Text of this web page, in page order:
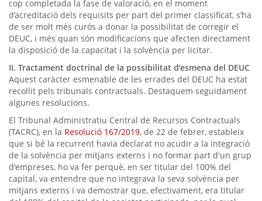
cop completada la fase de valoració, en el moment
d’acreditació dels requisits per part del primer classificat, s’ha
de ser molt més curós a donar la possibilitat de corregir el
DEUC, i més quan són modificacions que afecten directament
la disposició de la capacitat i la solvència per licitar.
II. Tractament doctrinal de la possibilitat d’esmena del DEUC
Aquest caràcter esmenable de les errades del DEUC ha estat
recollit pels tribunals contractuals. Destaquem seguidament
algunes resolucions.
El Tribunal Administratiu Central de Recursos Contractuals
(TACRC), en la Resolució 167/2019, de 22 de febrer, estableix
que si bé la recurrent havia declarat no acudir a la integració
de la solvència per mitjans externs i no formar part d'un grup
d'empreses, ho va fer perquè, en ser titular del 100% del
capital, va entendre que no integrava la seva solvència per
mitjans externs i va demostrar que, efectivament, era titular